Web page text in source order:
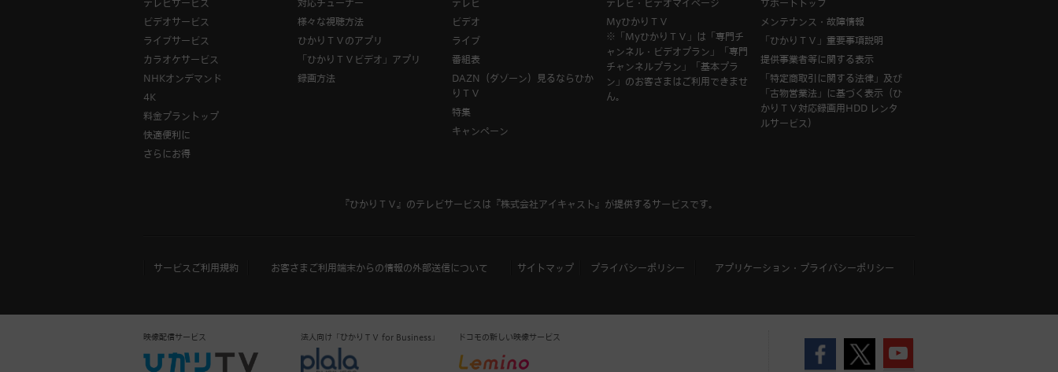
テレビサービス
ビデオサービス
ライブサービス
カラオケサービス
NHKオンデマンド
4K
料金プラントップ
快適便利に
さらにお得
対応チューナー
様々な視聴方法
ひかりＴＶのアプリ
「ひかりＴＶビデオ」アプリ
録画方法
テレビ
ビデオ
ライブ
番組表
DAZN（ダゾーン）見るならひか
りＴＶ
特集
キャンペーン
テレビ・ビデオマイページ
MyひかりＴＶ
※「MyひかりＴＶ」は「専門チ
ャンネル・ビデオプラン」「専門
チャンネルプラン」「基本プラ
ン」のお客さまはご利用できませ
ん。
サポートトップ
メンテナンス・故障情報
「ひかりＴＶ」重要事項説明
提供事業者等に関する表示
「特定商取引に関する法律」及び
「古物営業法」に基づく表示（ひ
かりＴＶ対応録画用HDD レンタ
ルサービス）
『ひかりＴＶ』のテレビサービスは 『株式会社アイキャスト』 が提供するサービスです。
サービスご利用規約 お客さまご利用端末からの情報の外部送信について サイトマップ プライバシーポリシー アプリケーション・プライバシーポリシー
映像配信サービス 法人向け「ひかりＴＶ for Business」 ドコモの新しい映像サービス